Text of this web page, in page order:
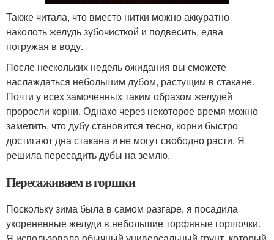
Также читала, что вместо нитки можно аккуратно
наколоть желудь зубочисткой и подвесить, едва
погружая в воду.
После нескольких недель ожидания вы сможете
наслаждаться небольшим дубом, растущим в стакане.
Почти у всех замоченных таким образом желудей
проросли корни. Однако через некоторое время можно
заметить, что дубу становится тесно, корни быстро
достигают дна стакана и не могут свободно расти. Я
решила пересадить дубы на землю.
Пересаживаем в горшки
Поскольку зима была в самом разгаре, я посадила
укорененные желуди в небольшие торфяные горшочки.